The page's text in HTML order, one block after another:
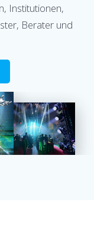
Institutionen,
Berater und